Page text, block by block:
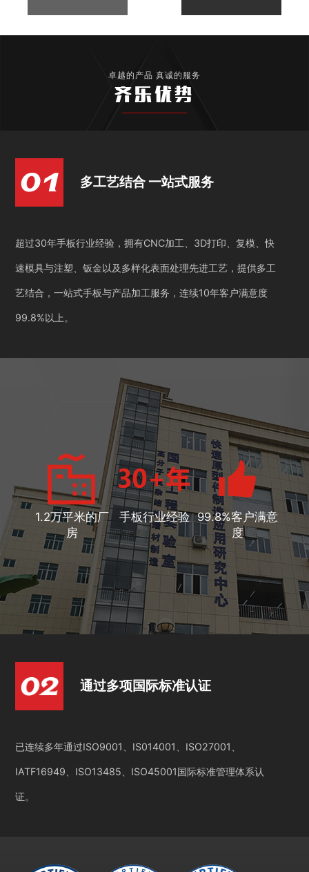
卓越的产品 真诚的服务
齐乐优势
多工艺结合 一站式服务
超过30年手板行业经验，拥有CNC加工、3D打印、复模、快
速模具与注塑、钣金以及多样化表面处理先进工艺，提供多工
艺结合，一站式手板与产品加工服务，连续10年客户满意度
99.8%以上。
1.2万平米的厂
房
手板行业经验 99.8%客户满意
度
通过多项国际标准认证
已连续多年通过ISO9001、IS014001、ISO27001、
IATF16949、ISO13485、ISO45001国际标准管理体系认
证。